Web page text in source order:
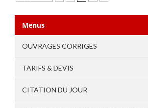
Menus
OUVRAGES CORRIGÉS
TARIFS & DEVIS
CITATION DU JOUR